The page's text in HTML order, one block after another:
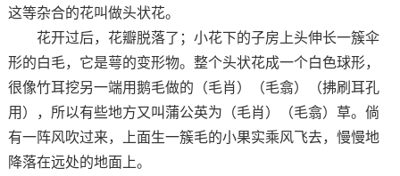
这等杂合的花叫做头状花。
花开过后，花瓣脱落了；小花下的子房上头伸长一簇伞
形的白毛，它是萼的变形物。整个头状花成一个白色球形，
很像竹耳挖另一端用鹅毛做的（毛肖）（毛翕）（拂刷耳孔
用），所以有些地方又叫蒲公英为（毛肖）（毛翕）草。倘
有一阵风吹过来，上面生一簇毛的小果实乘风飞去，慢慢地
降落在远处的地面上。